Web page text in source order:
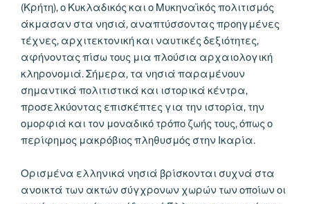
(Κρήτη), ο Κυκλαδικός και ο Μυκηναϊκός πολιτισμός
άκμασαν στα νησιά, αναπτύσσοντας προηγμένες
τέχνες, αρχιτεκτονική και ναυτικές δεξιότητες,
αφήνοντας πίσω τους μια πλούσια αρχαιολογική
κληρονομιά. Σήμερα, τα νησιά παραμένουν
σημαντικά πολιτιστικά και ιστορικά κέντρα,
προσελκύοντας επισκέπτες για την ιστορία, την
ομορφιά και τον μοναδικό τρόπο ζωής τους, όπως ο
περίφημος μακρόβιος πληθυσμός στην Ικαρία.
Ορισμένα ελληνικά νησιά βρίσκονται συχνά στα
ανοικτά των ακτών σύγχρονων χωρών των οποίων οι